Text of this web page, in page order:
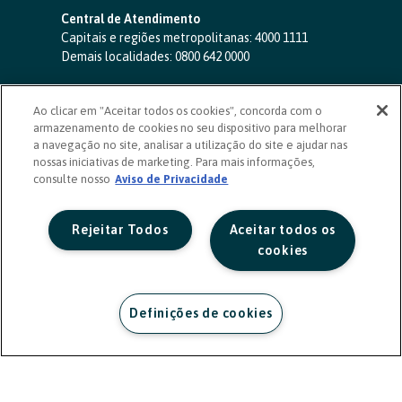
Central de Atendimento
Capitais e regiões metropolitanas: 4000 1111
Demais localidades: 0800 642 0000
SAC 24 horas-0800 724 4420
Ouvidoria
0800 725 0996
(de segunda a sexta, das 8h às 20h)
ouvidoriasicoob.com.br
Deficientes auditivos ou de fala
Ao clicar em "Aceitar todos os cookies", concorda com o
armazenamento de cookies no seu dispositivo para melhorar
a navegação no site, analisar a utilização do site e ajudar nas
nossas iniciativas de marketing. Para mais informações,
consulte nosso Aviso de Privacidade
Aceitar todos os
cookies
Rejeitar Todos
Definições de cookies